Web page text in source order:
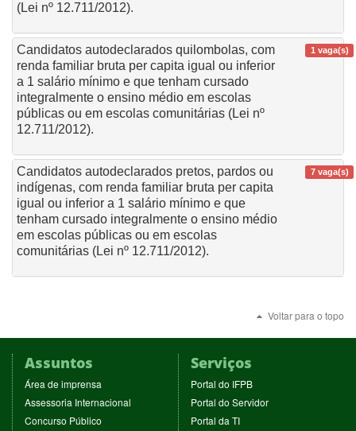
(Lei nº 12.711/2012).
Candidatos autodeclarados quilombolas, com
renda familiar bruta per capita igual ou inferior
a 1 salário mínimo e que tenham cursado
integralmente o ensino médio em escolas
públicas ou em escolas comunitárias (Lei nº
12.711/2012).
1 vaga(s)
Candidatos autodeclarados pretos, pardos ou
indígenas, com renda familiar bruta per capita
igual ou inferior a 1 salário mínimo e que
tenham cursado integralmente o ensino médio
em escolas públicas ou em escolas
comunitárias (Lei nº 12.711/2012).
7 vaga(s)
Voltar para o topo
Assuntos
Área de imprensa
em
nova
Assessoria Internacional
Concurso Público
Serviços
Portal do IFPB(abre
em
nova
Portal do Servidor(abre
Portal da TI(abre